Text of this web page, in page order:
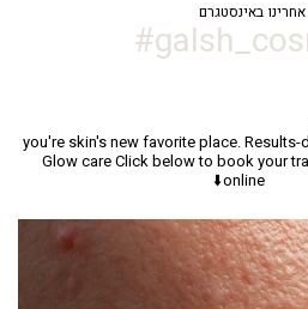
באינסטגרם
you're skin's new favorite place.Results-
Glow careClick below to book your
online⬇️